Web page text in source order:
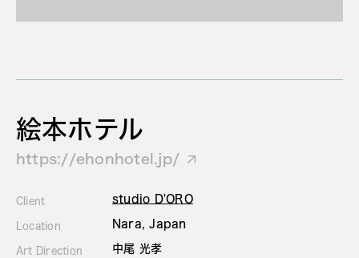
絵本ホテル
https://ehonhotel.jp/
Client studio D'ORO
Location Nara, Japan
Art Direction 中尾 光孝